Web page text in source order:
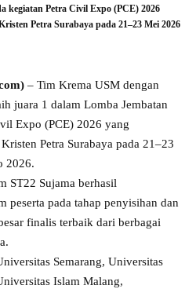
kegiatan Petra Civil Expo (PCE) 2026
Petra Surabaya pada 21–23 Mei 2026
– Tim Krema USM dengan
juara 1 dalam Lomba Jembatan
Expo (PCE) 2026 yang
Petra Surabaya pada 21–23
2026.
ST22 Sujama berhasil
peserta pada tahap penyisihan dan
finalis terbaik dari berbagai
Semarang, Universitas
Islam Malang,